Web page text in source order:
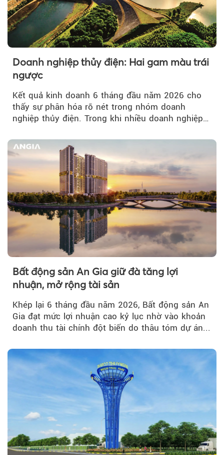
Doanh nghiệp thủy điện: Hai gam màu trái
ngược
Kết quả kinh doanh 6 tháng đầu năm 2026 cho
thấy sự phân hóa rõ nét trong nhóm doanh
nghiệp thủy điện. Trong khi nhiều doanh nghiệp
Bất động sản An Gia giữ đà tăng lợi
nhuận, mở rộng tài sản
Khép lại 6 tháng đầu năm 2026, Bất động sản An
Gia đạt mức lợi nhuận cao kỷ lục nhờ vào khoản
doanh thu tài chính đột biến do thâu tóm dự án...